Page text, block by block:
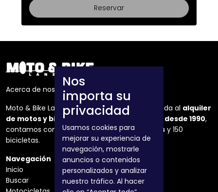
Reservar
Nos
importa su
privacidad
Usamos cookies para
mejorar su experiencia de
navegación, mostrarle
anuncios o contenidos
personalizados y analizar
nuestro tráfico. Al hacer
Acerca de nosotros
Moto & Bike Lanzarote es una empresa dedicada al alquiler
de motos y bicicletas
desde 1990,
contamos con una flota de mas de50 motos y 150
bicicletas.
Navegación
Inicio
Buscar
Términos legales
Aviso legal
Condiciones